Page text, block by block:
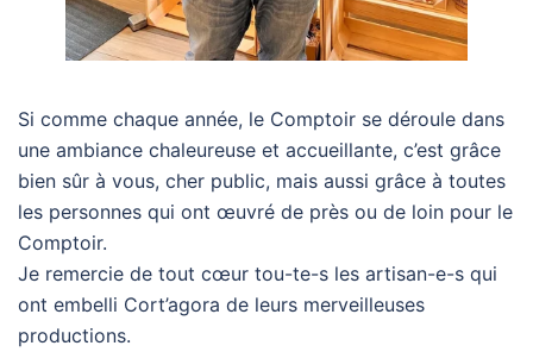
Si comme chaque année, le Comptoir se déroule dans
une ambiance chaleureuse et accueillante, c’est grâce
bien sûr à vous, cher public, mais aussi grâce à toutes
les personnes qui ont œuvré de près ou de loin pour le
Comptoir.
Je remercie de tout cœur tou-te-s les artisan-e-s qui
ont embelli Cort’agora de leurs merveilleuses
productions.